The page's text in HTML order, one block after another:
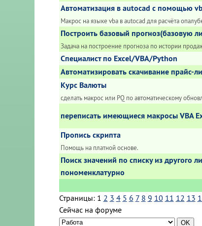
Автоматизация в autocad с помощью
Макрос на языке vba в autocad для расчёта
Построить базовый прогноз(базовую
Задача на построение прогноза по истории
Специалист по Excel/VBA/Python
Автоматизировать скачивание прайс-
Курс Валюты
сделать макрос или PQ по автоматическому
переписать имеющиеся макросы VBA
Пропись скрипта
Помощь на платной основе.
Поиск значений по списку из другого
пономенклатурно
Страницы: 1 2 3 4 5 6 7 8 9 10 11 12 13
Сейчас на форуме